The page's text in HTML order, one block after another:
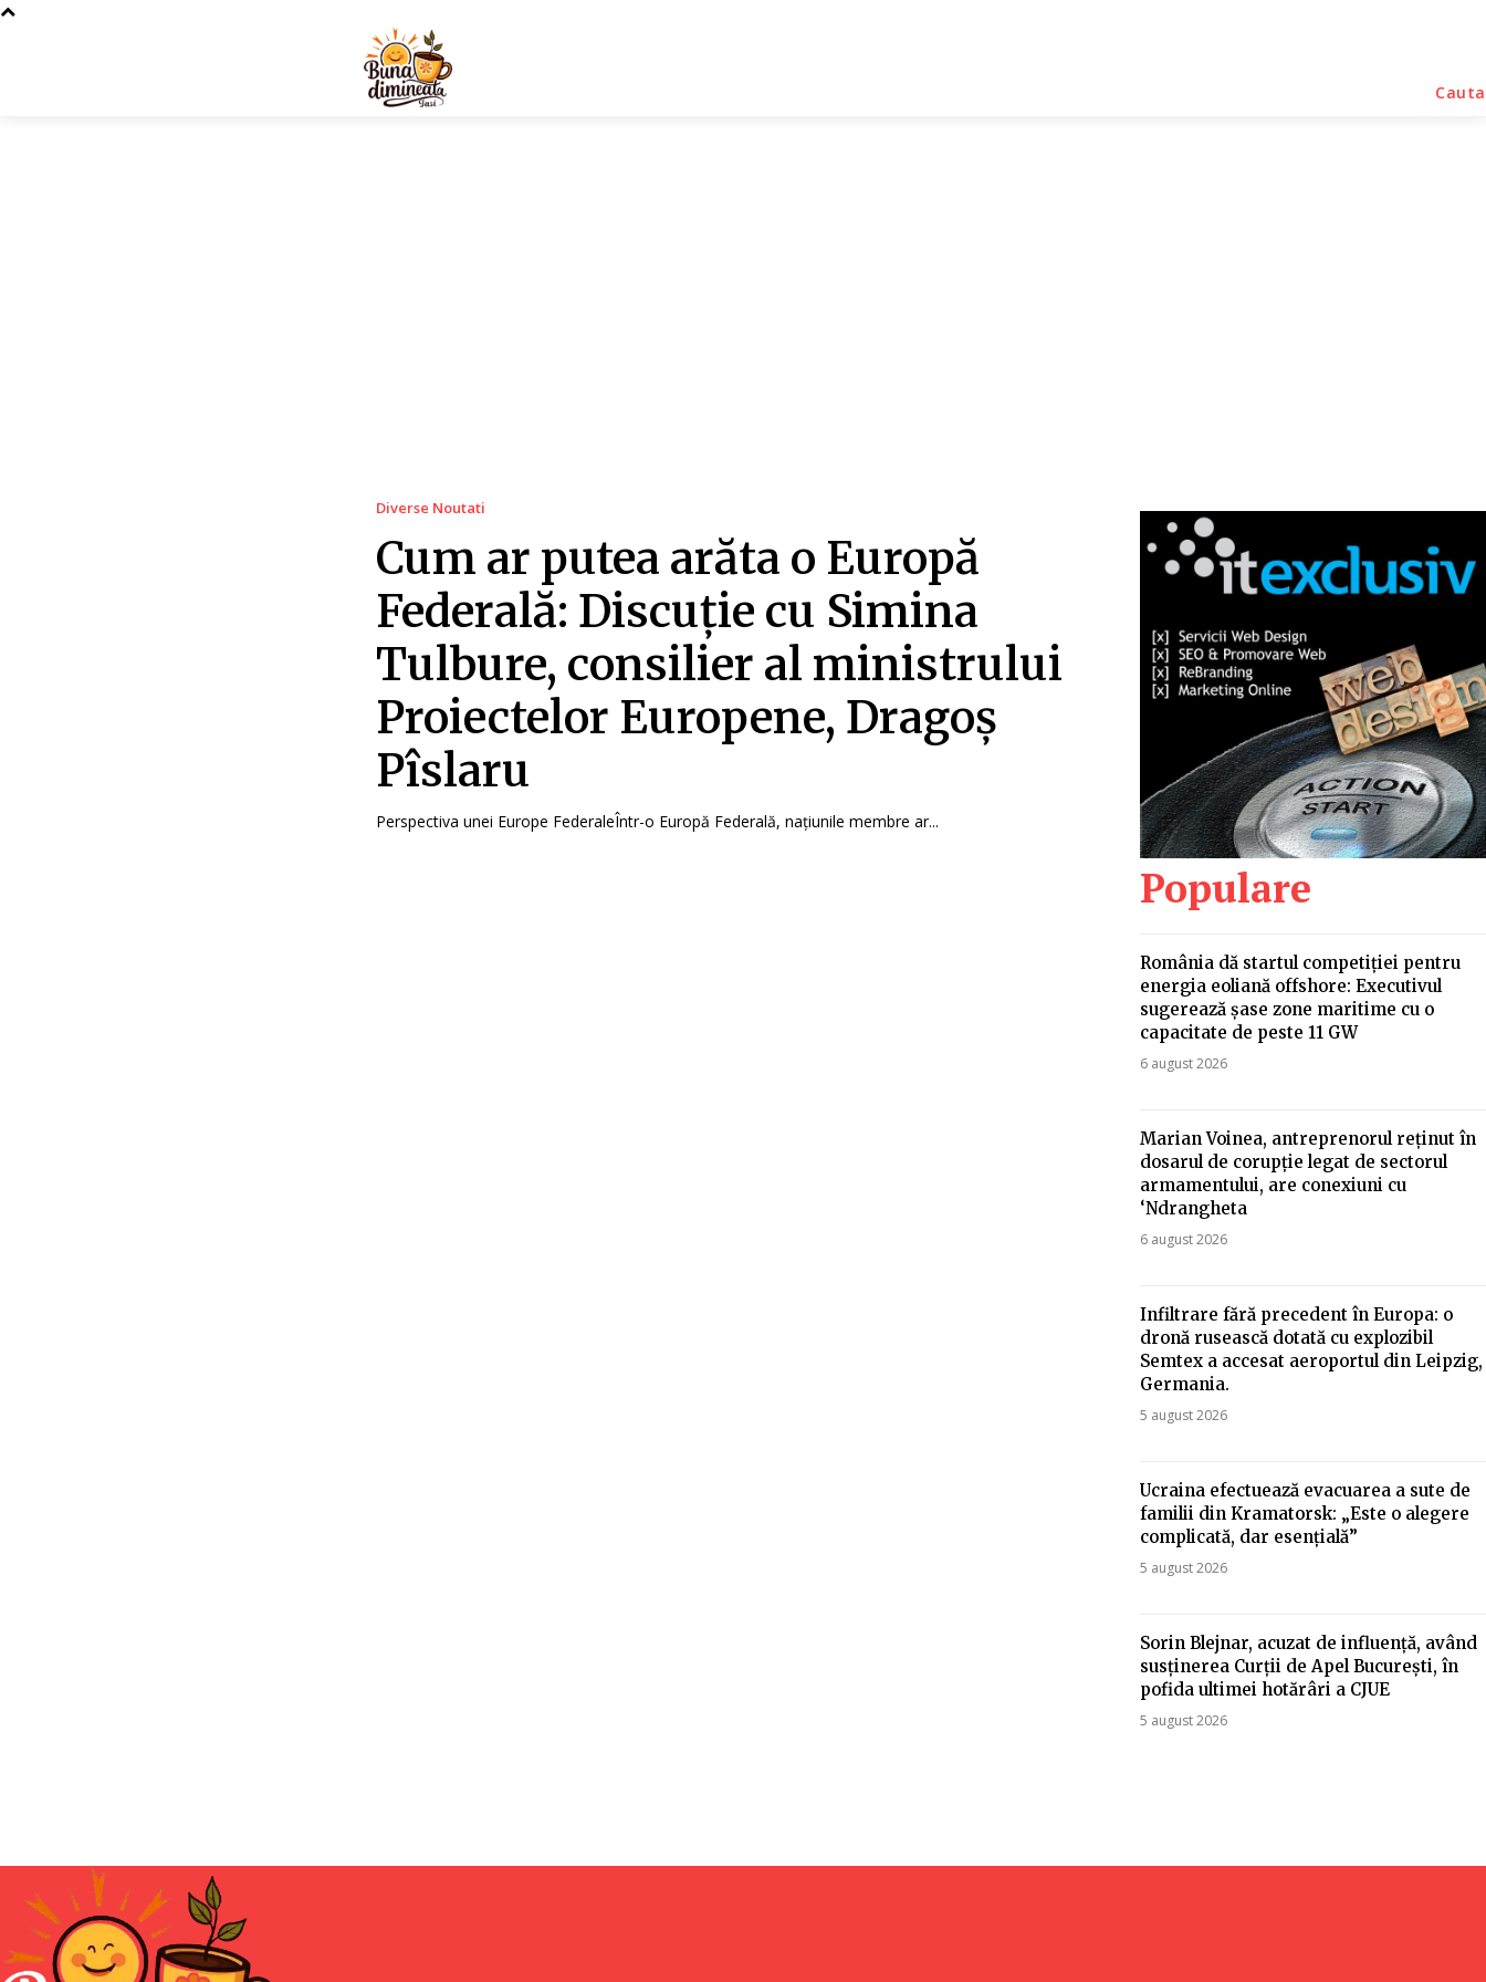
Cauta
Diverse Noutati
Cum ar putea arăta o Europă
Federală: Discuție cu Simina
Tulbure, consilier al ministrului
Proiectelor Europene, Dragoș
Pîslaru
Perspectiva unei Europe FederaleÎntr-o Europă Federală, națiunile membre ar...
Populare
România dă startul competiției pentru
energia eoliană offshore: Executivul
sugerează șase zone maritime cu o
capacitate de peste 11 GW
6 august 2026
Marian Voinea, antreprenorul reținut în
dosarul de corupție legat de sectorul
armamentului, are conexiuni cu
‘Ndrangheta
6 august 2026
Infiltrare fără precedent în Europa: o
dronă rusească dotată cu explozibil
Semtex a accesat aeroportul din Leipzig,
Germania.
5 august 2026
Ucraina efectuează evacuarea a sute de
familii din Kramatorsk: „Este o alegere
complicată, dar esențială”
5 august 2026
Sorin Blejnar, acuzat de influență, având
susținerea Curții de Apel București, în
pofida ultimei hotărâri a CJUE
5 august 2026